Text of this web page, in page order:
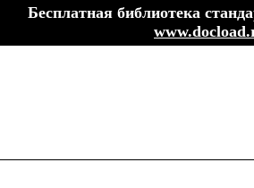
Бесплатная библиотека